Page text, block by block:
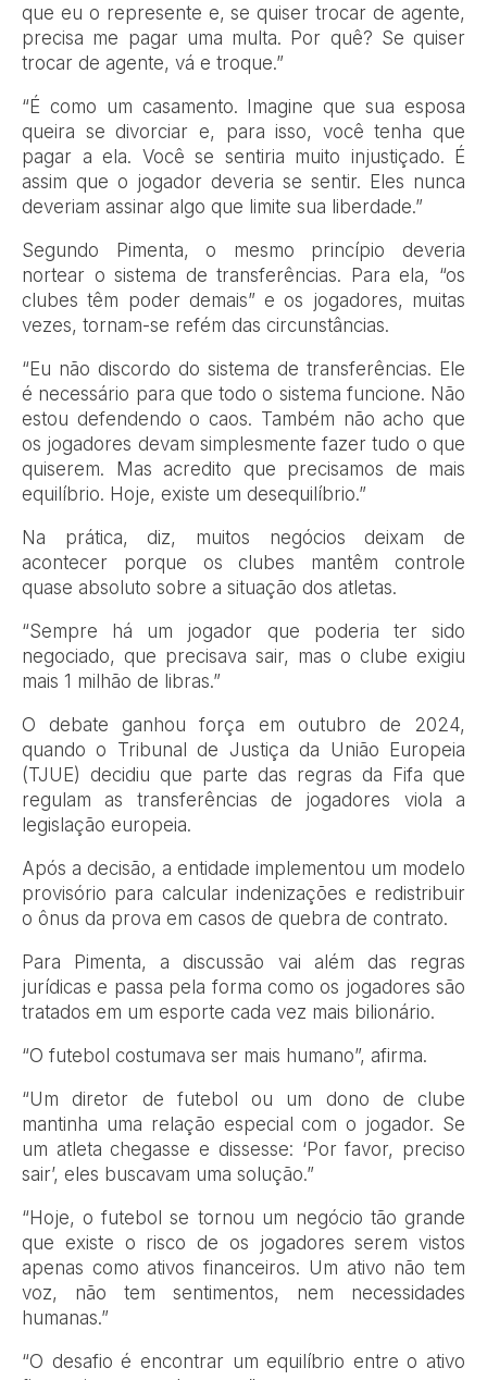
que eu o represente e, se quiser trocar de agente,
precisa me pagar uma multa. Por quê? Se quiser
trocar de agente, vá e troque.”
“É como um casamento. Imagine que sua esposa
queira se divorciar e, para isso, você tenha que
pagar a ela. Você se sentiria muito injustiçado. É
assim que o jogador deveria se sentir. Eles nunca
deveriam assinar algo que limite sua liberdade.”
Segundo Pimenta, o mesmo princípio deveria
nortear o sistema de transferências. Para ela, “os
clubes têm poder demais” e os jogadores, muitas
vezes, tornam-se refém das circunstâncias.
“Eu não discordo do sistema de transferências. Ele
é necessário para que todo o sistema funcione. Não
estou defendendo o caos. Também não acho que
os jogadores devam simplesmente fazer tudo o que
quiserem. Mas acredito que precisamos de mais
equilíbrio. Hoje, existe um desequilíbrio.”
Na prática, diz, muitos negócios deixam de
acontecer porque os clubes mantêm controle
quase absoluto sobre a situação dos atletas.
“Sempre há um jogador que poderia ter sido
negociado, que precisava sair, mas o clube exigiu
mais 1 milhão de libras.”
O debate ganhou força em outubro de 2024,
quando o Tribunal de Justiça da União Europeia
(TJUE) decidiu que parte das regras da Fifa que
regulam as transferências de jogadores viola a
legislação europeia.
Após a decisão, a entidade implementou um modelo
provisório para calcular indenizações e redistribuir
o ônus da prova em casos de quebra de contrato.
Para Pimenta, a discussão vai além das regras
jurídicas e passa pela forma como os jogadores são
tratados em um esporte cada vez mais bilionário.
“O futebol costumava ser mais humano”, afirma.
“Um diretor de futebol ou um dono de clube
mantinha uma relação especial com o jogador. Se
um atleta chegasse e dissesse: ‘Por favor, preciso
sair’, eles buscavam uma solução.”
“Hoje, o futebol se tornou um negócio tão grande
que existe o risco de os jogadores serem vistos
apenas como ativos financeiros. Um ativo não tem
voz, não tem sentimentos, nem necessidades
humanas.”
“O desafio é encontrar um equilíbrio entre o ativo